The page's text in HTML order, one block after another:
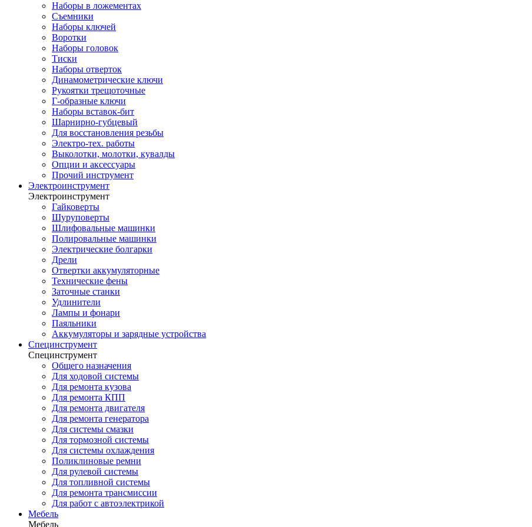
Наборы в ложементах
Съемники
Наборы ключей
Воротки
Наборы головок
Тиски
Наборы отверток
Динамометрические ключи
Рукоятки трещоточные
Г-образные ключи
Наборы вставок-бит
Шарнирно-губцевый
Для восстановления резьбы
Электро-тех. работы
Выколотки, молотки, кувалды
Опции и аксессуары
Прочий инструмент
Электроинструмент
Электроинструмент
Гайковерты
Шуруповерты
Шлифовальные машинки
Полировальные машинки
Электрические болгарки
Дрели
Отвертки аккумуляторные
Технические фены
Заточные станки
Удлинители
Лампы и фонари
Паяльники
Аккумуляторы и зарядные устройства
Специнструмент
Специнструмент
Общего назначения
Для ходовой системы
Для ремонта кузова
Для ремонта КПП
Для ремонта двигателя
Для ремонта генератора
Для системы смазки
Для тормозной системы
Для системы охлаждения
Поликлиновые ремни
Для рулевой системы
Для топливной системы
Для ремонта трансмиссии
Для работ с автоэлектрикой
Мебель
Мебель